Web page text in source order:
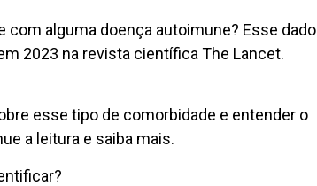
alguma doença autoimune? Esse dado
2023 na revista científica The Lancet.
esse tipo de comorbidade e entender o
a leitura e saiba mais.